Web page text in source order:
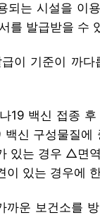
되는 시설을 이
를 발급받을 수
급이 기준이 까
19 백신 접종
신 구성물질에
있는 경우 △면
이 있는 경우에
운 보건소를